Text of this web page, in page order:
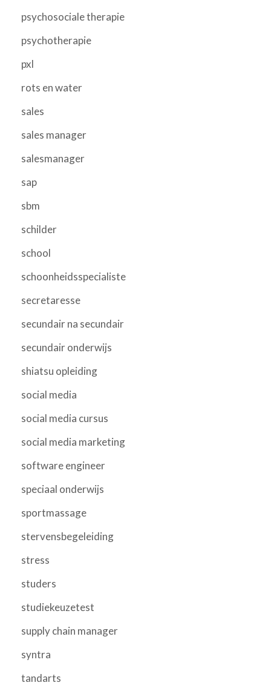
psychosociale therapie
psychotherapie
pxl
rots en water
sales
sales manager
salesmanager
sap
sbm
schilder
school
schoonheidsspecialiste
secretaresse
secundair na secundair
secundair onderwijs
shiatsu opleiding
social media
social media cursus
social media marketing
software engineer
speciaal onderwijs
sportmassage
stervensbegeleiding
stress
studers
studiekeuzetest
supply chain manager
syntra
tandarts